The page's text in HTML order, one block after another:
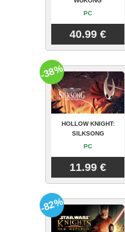
PC
40.99 €
HOLLOW KNIGHT:
SILKSONG
PC
11.99 €
-38%
-82%